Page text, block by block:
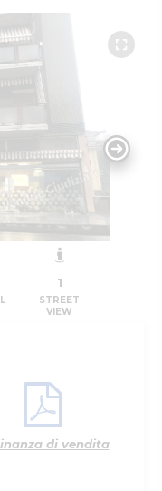
1
STREET
VIEW
di vendita